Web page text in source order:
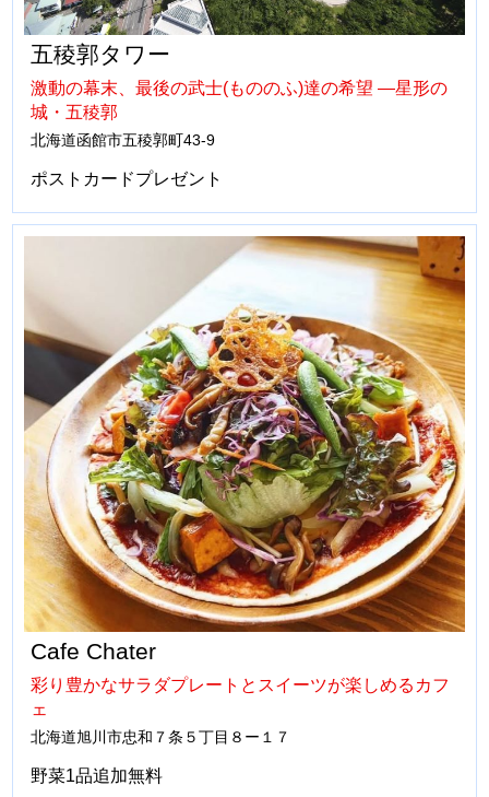
五稜郭タワー
激動の幕末、最後の武士(もののふ)達の希望 ―星形の
城・五稜郭
北海道函館市五稜郭町43-9
ポストカードプレゼント
Cafe Chater
彩り豊かなサラダプレートとスイーツが楽しめるカフ
ェ
北海道旭川市忠和７条５丁目８ー１７
野菜1品追加無料